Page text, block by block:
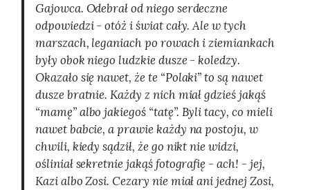
Gajowca. Odebrał od niego serdeczne
odpowiedzi - otóż i świat cały. Ale w tych
marszach, leganiach po rowach i ziemiankach
były obok niego ludzkie dusze - koledzy.
Okazało się nawet, że te “Polaki” to są nawet
dusze bratnie. Każdy z nich miał gdzieś jakąś
“mamę” albo jakiegoś “tatę”. Byli tacy, co mieli
nawet babcie, a prawie każdy na postoju, w
chwili, kiedy sądził, że go nikt nie widzi,
ośliniał sekretnie jakąś fotografię - ach! - jej,
Kazi albo Zosi. Cezary nie miał ani jednej Zosi,